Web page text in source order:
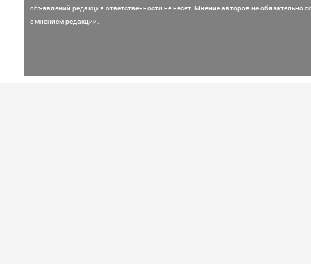
объявлений редакция ответственности не несет. Мнениеавторов не обязательно
с мнением редакции.